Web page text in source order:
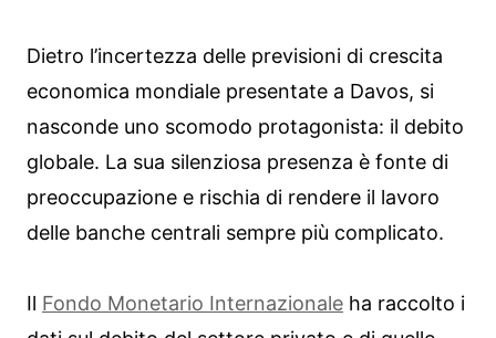
Dietro l’incertezza delle previsioni di crescita
economica mondiale presentate a Davos, si
nasconde uno scomodo protagonista: il debito
globale. La sua silenziosa presenza è fonte di
preoccupazione e rischia di rendere il lavoro
delle banche centrali sempre più complicato.
Il Fondo Monetario Internazionale ha raccolto i